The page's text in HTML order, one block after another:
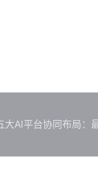
大AI平台协同布局：